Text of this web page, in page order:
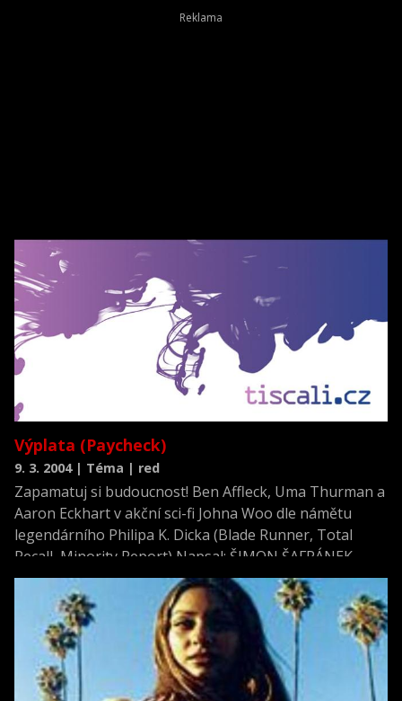
Výplata (Paycheck)
9. 3. 2004 | Téma | red
Zapamatuj si budoucnost! Ben Affleck, Uma Thurman a
Aaron Eckhart v akční sci-fi Johna Woo dle námětu
legendárního Philipa K. Dicka (Blade Runner, Total
Recall, Minority Report) Napsal: ŠIMON ŠAFRÁNEK.
+Fotogalerie. Ve studiu Dreamworks Stevena
Spielberga vznikly v krátké době dvě adaptace děl sci-fi
vizionáře Philipa K